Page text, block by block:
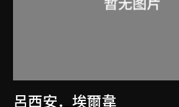
呂西安．埃爾韋